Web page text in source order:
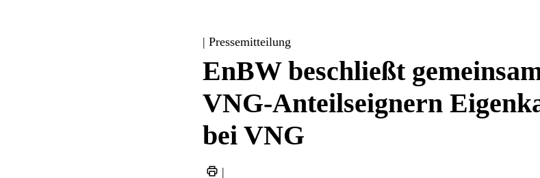
| Pressemitteilung
EnBW beschließt
VNG-Anteilseignern
bei VNG
|